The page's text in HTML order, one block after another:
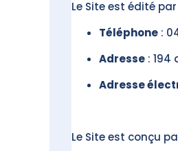
Le Site est édité
Téléphone :
Adresse : 194
Adresse
Le Site est conçu